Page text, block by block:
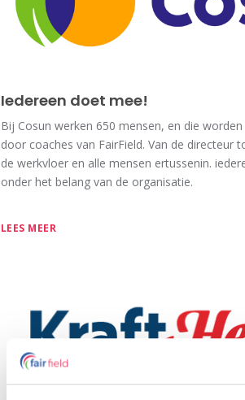
Iedereen doet mee!
Bij Cosun werken 650 mensen, en die
door coaches van FairField. Van de directeur
de werkvloer en alle mensen ertussenin.
onder het belang van de organisatie.
LEES MEER